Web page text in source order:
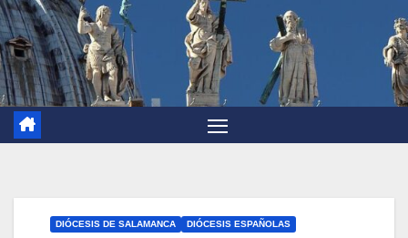
DIÓCESIS DE SALAMANCA DIÓCESIS ESPAÑOLAS